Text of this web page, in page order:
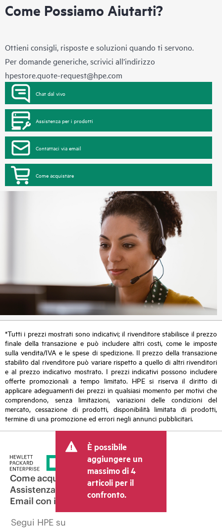
Come Possiamo Aiutarti?
Ottieni consigli, risposte e soluzioni quando ti servono.
Per domande generiche, scrivici all’indirizzo
hpestore.quote-request@hpe.com
Chat dal vivo
Assistenza per i prodotti
Contattaci via email
Come acquistare
*Tutti i prezzi mostrati sono indicativi; il rivenditore stabilisce il prezzo
finale della transazione e può includere altri costi, come le imposte
sulla vendita/IVA e le spese di spedizione. Il prezzo della transazione
stabilito dal rivenditore può variare rispetto a quello di altri rivenditori
e al prezzo indicativo mostrato. I prezzi indicativi possono includere
offerte promozionali a tempo limitato. HPE si riserva il diritto di
applicare adeguamenti dei prezzi in qualsiasi momento per motivi che
comprendono, senza limitazioni, variazioni delle condizioni del
mercato, cessazione di prodotti, disponibilità limitata di prodotti,
termine di una promozione ed errori negli annunci pubblicitari.
È possibile
aggiungere un
massimo di 4
articoli per il
confronto.
Come acquistare
Assistenza per i prodotti
Email con il commerciale
Segui HPE su